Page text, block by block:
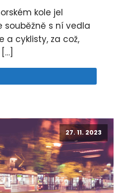
kole jel
souběžně s ní vedla
a cyklisty, za což,
27. 11. 2023